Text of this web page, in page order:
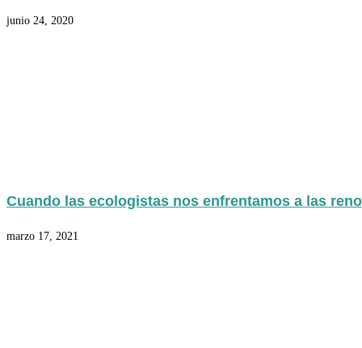
junio 24, 2020
Cuando las ecologistas nos enfrentamos a las
marzo 17, 2021